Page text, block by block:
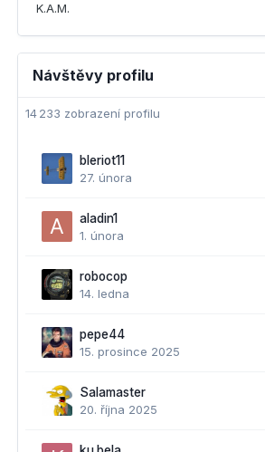
K.A.M.
Návštěvy profilu
14 233 zobrazení profilu
bleriot11
27. února
aladin1
1. února
robocop
14. ledna
pepe44
15. prosince 2025
Salamaster
20. října 2025